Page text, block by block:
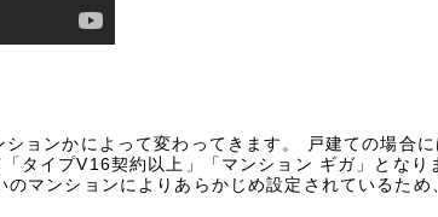
ョンかによって変わってきます。 戸建ての場合
タイプV16契約以上」「マンション ギガ」とな
マンションによりあらかじめ設定されているため